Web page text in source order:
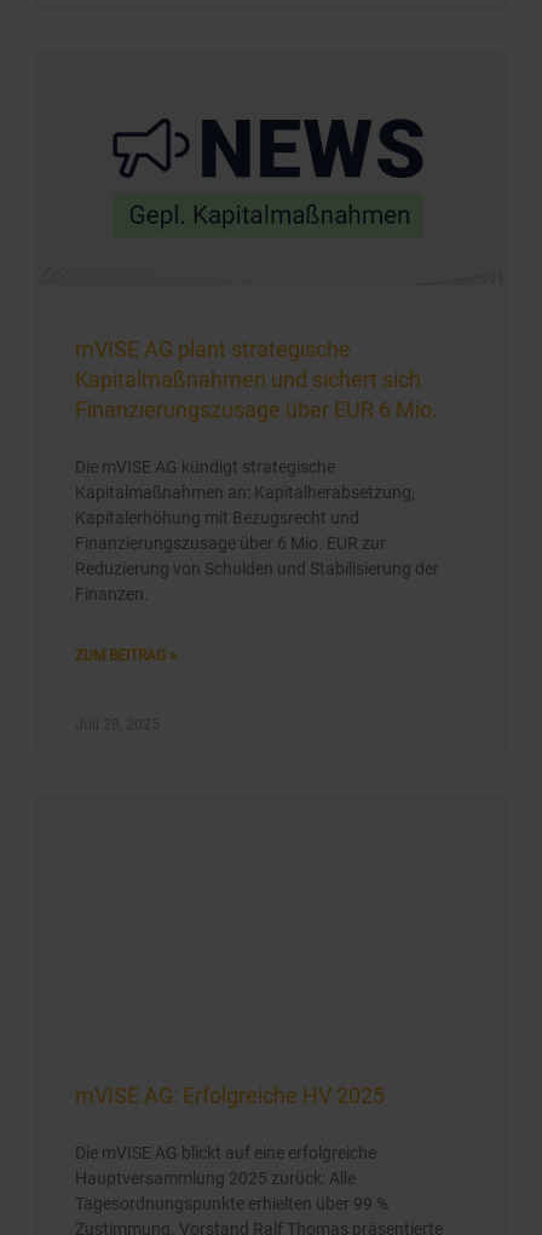
mVISE AG plant strategische
Kapitalmaßnahmen und sichert sich
Finanzierungszusage über EUR 6 Mio.
Die mVISE AG kündigt strategische
Kapitalmaßnahmen an: Kapitalherabsetzung,
Kapitalerhöhung mit Bezugsrecht und
Finanzierungszusage über 6 Mio. EUR zur
Reduzierung von Schulden und Stabilisierung der
Finanzen.
ZUM BEITRAG »
mVISE AG: Erfolgreiche HV 2025
Die mVISE AG blickt auf eine erfolgreiche
Hauptversammlung 2025 zurück: Alle
Tagesordnungspunkte erhielten über 99 %
Zustimmung. Vorstand Ralf Thomas präsentierte